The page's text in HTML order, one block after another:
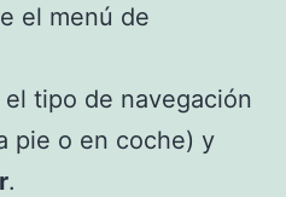
el menú de
tipo de navegación
pie o en coche) y
.